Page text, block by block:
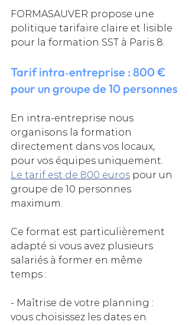
FORMASAUVER propose une
politique tarifaire claire et lisible
pour la formation SST à Paris 8.
Tarif intra‑entreprise : 800 €
pour un groupe de 10 personnes
En intra‑entreprise nous
organisons la formation
directement dans vos locaux,
pour vos équipes uniquement.
Le tarif est de 800 euros pour un
groupe de 10 personnes
maximum.
Ce format est particulièrement
adapté si vous avez plusieurs
salariés à former en même
temps :
- Maîtrise de votre planning :
vous choisissez les dates en